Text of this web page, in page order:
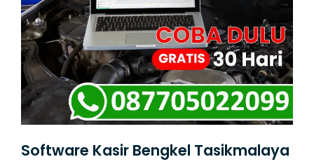
Software Kasir Bengkel Tasikmalaya